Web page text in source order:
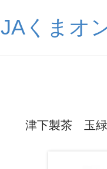
JAくまオ
津下製茶 玉緑